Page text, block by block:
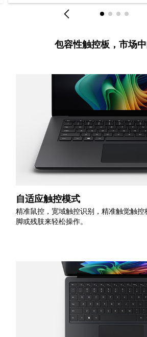
包容性触控板，市场
自适应触控模式
精准鼠控，宽域触控识别，精准触觉触控
脚或残肢来轻松操作。